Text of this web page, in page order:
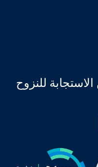
للنزوح